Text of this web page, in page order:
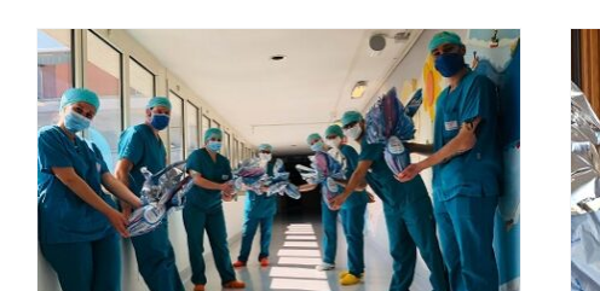
W gli Alpini!
NEWS